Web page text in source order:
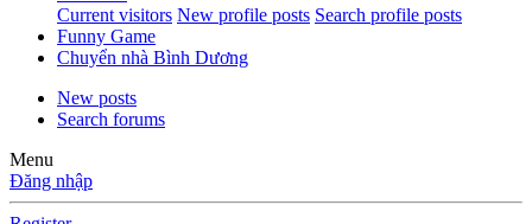
Current visitors New profile posts Search profile posts
Funny Game
Chuyển nhà Bình Dương
New posts
Search forums
Menu
Đăng nhập